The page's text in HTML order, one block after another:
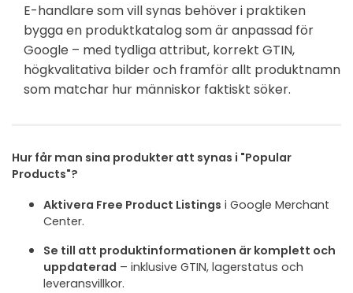
E-handlare som vill synas behöver i praktiken
bygga en produktkatalog som är anpassad för
Google – med tydliga attribut, korrekt GTIN,
högkvalitativa bilder och framför allt produktnamn
som matchar hur människor faktiskt söker.
Hur får man sina produkter att synas i "Popular
Products"?
Aktivera Free Product Listings i Google Merchant
Center.
Se till att produktinformationen är komplett och
uppdaterad – inklusive GTIN, lagerstatus och
leveransvillkor.